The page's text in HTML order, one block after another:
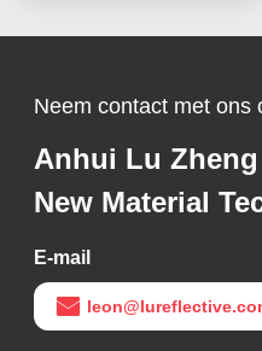
Neem contact met ons
Anhui Lu
New Material
E-mail